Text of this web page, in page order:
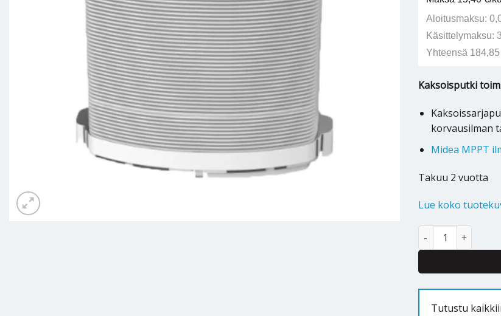
Aloitusmaksu:
Käsittelymaksu:
Yhteensä
Kaksoisputki
korvausilman
Midea MPPT
Takuu 2 vuotta
Lue koko
Kaksoisputkisarja
Alternative:
Tutustu